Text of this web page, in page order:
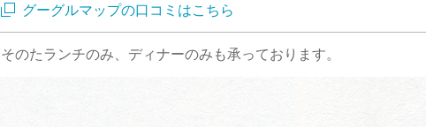
グーグルマップの口コミはこちら
そのたランチのみ、ディナーのみも承っております。